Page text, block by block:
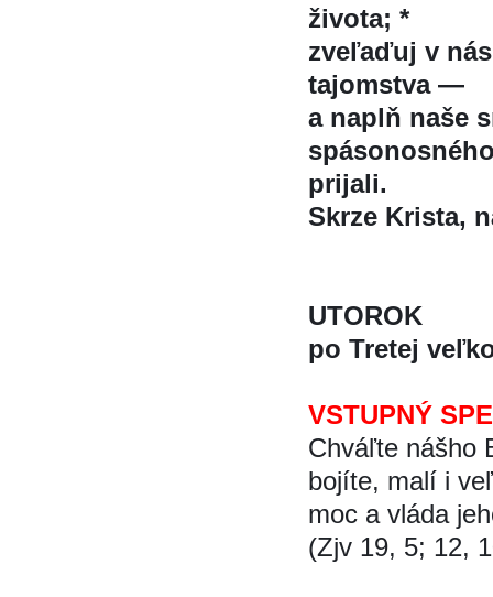
života; *
zveľaďuj v
tajomstva —
a naplň naše
prijali.
Skrze Krista,
UTOROK
po Tretej
VSTUPNÝ
Chváľte nášho
bojíte, malí i
moc a vláda
(Zjv 19, 5; 12,